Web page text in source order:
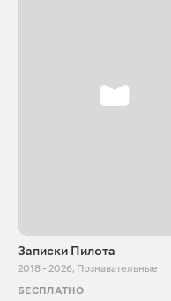
Записки Пилота
2018 - 2026, Познавательные
БЕСПЛАТНО